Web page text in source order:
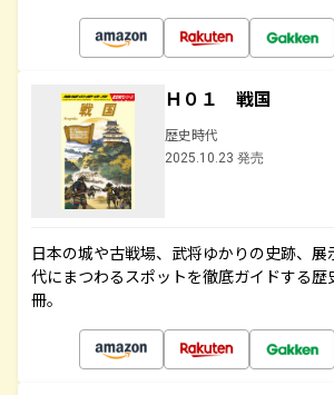
Ｈ０１ 戦国
歴史時代
2025.10.23 発売
日本の城や古戦場、武将ゆかりの史跡、
代にまつわるスポットを徹底ガイドする歴
冊。